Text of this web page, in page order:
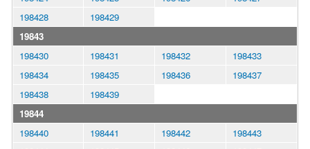
198428
198429
19843
198430
198431 198432
198433
198434
198435 198436
198437
198438
198439
19844
198440
198441 198442
198443